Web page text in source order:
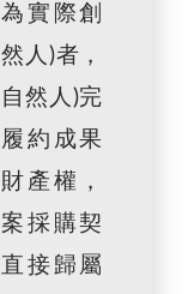
實際創
人)者，
然人)完
約成果
產權，
採購契
接歸屬